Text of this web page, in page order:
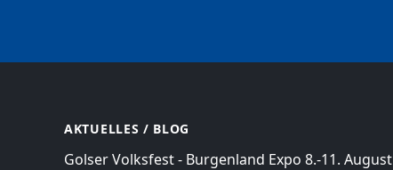
AKTUELLES / BLOG
Golser Volksfest - Burgenland Expo 8.-11. August